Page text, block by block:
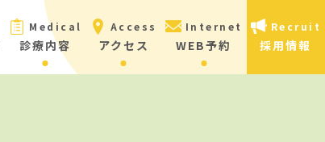
Medical
診療内容
Access
アクセス
Internet
WEB予約
Recruit
採用情報